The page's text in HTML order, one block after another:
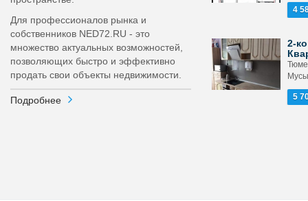
Для профессионалов рынка и
собственников NED72.RU - это
множество актуальных возможностей,
позволяющих быстро и эффективно
продать свои объекты недвижимости.
Подробнее
4
2-
5